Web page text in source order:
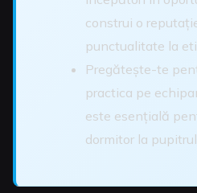
construi o
punctualitate la
Pregătește-te
practica pe
este esențială
dormitor la